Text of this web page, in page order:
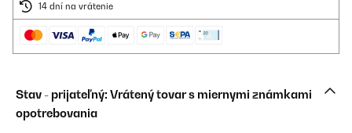
14 dní na vrátenie
Stav - prijateľný: Vrátený tovar s miernymi známkami
opotrebovania